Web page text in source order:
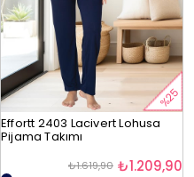
%25
Effortt 2403 Lacivert Lohusa
Pijama Takımı
₺1.209,90
₺1.619,90